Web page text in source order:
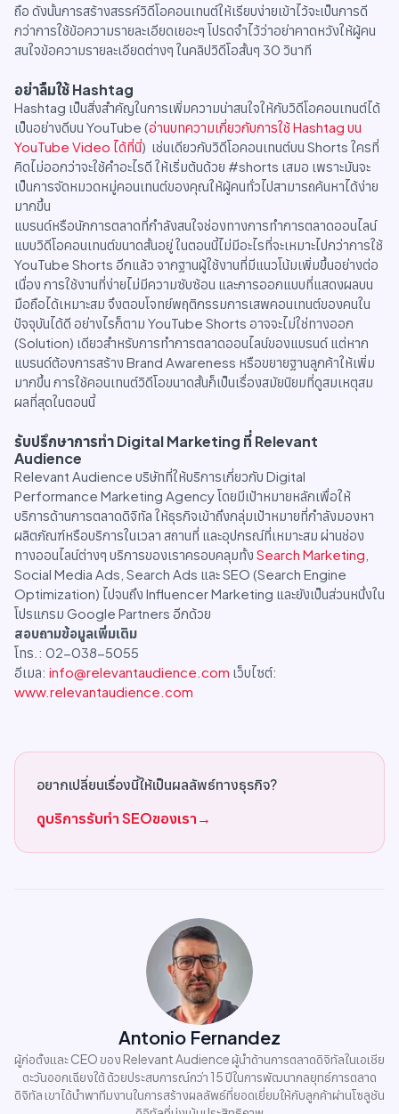
ถือ ดังนั้นการสร้างสรรค์วิดีโอคอนเทนต์ให้เรียบง่ายเข้าไว้จะเป็นการดี
กว่าการใช้ข้อความรายละเอียดเยอะๆ โปรดจำไว้ว่าอย่าคาดหวังให้ผู้คน
สนใจข้อความรายละเอียดต่างๆ ในคลิปวิดีโอสั้นๆ 30 วินาที
อย่าลืมใช้ Hashtag
Hashtag เป็นสิ่งสำคัญในการเพิ่มความน่าสนใจให้กับวิดีโอคอนเทนต์ได้
เป็นอย่างดีบน YouTube (อ่านบทความเกี่ยวกับการใช้ Hashtag บน
YouTube Video ได้ที่นี่) เช่นเดียวกับวิดีโอคอนเทนต์บน Shorts ใครที่
คิดไม่ออกว่าจะใช้คำอะไรดี ให้เริ่มต้นด้วย #shorts เสมอ เพราะมันจะ
เป็นการจัดหมวดหมู่คอนเทนต์ของคุณให้ผู้คนทั่วไปสามารถค้นหาได้ง่าย
มากขึ้น
แบรนด์หรือนักการตลาดที่กำลังสนใจช่องทางการทำการตลาดออนไลน์
แบบวิดีโอคอนเทนต์ขนาดสั้นอยู่ ในตอนนี้ไม่มีอะไรที่จะเหมาะไปกว่าการใช้
YouTube Shorts อีกแล้ว จากฐานผู้ใช้งานที่มีแนวโน้มเพิ่มขึ้นอย่างต่อ
เนื่อง การใช้งานที่ง่ายไม่มีความซับซ้อน และการออกแบบที่แสดงผลบน
มือถือได้เหมาะสม จึงตอบโจทย์พฤติกรรมการเสพคอนเทนต์ของคนใน
ปัจจุบันได้ดี อย่างไรก็ตาม YouTube Shorts อาจจะไม่ใช่ทางออก
(Solution) เดียวสำหรับการทำการตลาดออนไลน์ของแบรนด์ แต่หาก
แบรนด์ต้องการสร้าง Brand Awareness หรือขยายฐานลูกค้าให้เพิ่ม
มากขึ้น การใช้คอนเทนต์วิดีโอขนาดสั้นก็เป็นเรื่องสมัยนิยมที่ดูสมเหตุสม
ผลที่สุดในตอนนี้
รับปรึกษาการทำ Digital Marketing ที่ Relevant
Audience
Relevant Audience บริษัทที่ให้บริการเกี่ยวกับ Digital
Performance Marketing Agency โดยมีเป้าหมายหลักเพื่อให้
บริการด้านการตลาดดิจิทัล ให้ธุรกิจเข้าถึงกลุ่มเป้าหมายที่กำลังมองหา
ผลิตภัณฑ์หรือบริการในเวลา สถานที่ และอุปกรณ์ที่เหมาะสม ผ่านช่อง
ทางออนไลน์ต่างๆ บริการของเราครอบคลุมทั้ง Search Marketing
Social Media Ads, Search Ads และ SEO (Search Engine
Optimization) ไปจนถึง Influencer Marketing และยังเป็นส่วนหนึ่งใน
โปรแกรม Google Partners อีกด้วย
สอบถามข้อมูลเพิ่มเติม
โทร.: 02-038-5055
อีเมล: info@relevantaudience.com เว็บไซต์:
www.relevantaudience.com
อยากเปลี่ยนเรื่องนี้ให้เป็นผลลัพธ์ทางธุรกิจ?
ดูบริการรับทำ SEOของเรา→
Antonio Fernandez
ผู้ก่อตั้งและ CEO ของ Relevant Audience ผู้นำด้านการตลาดดิจิทัลในเอเชีย
ตะวันออกเฉียงใต้ ด้วยประสบการณ์กว่า 15 ปีในการพัฒนากลยุทธ์การตลาด
ดิจิทัล เขาได้นำพาทีมงานในการสร้างผลลัพธ์ที่ยอดเยี่ยมให้กับลูกค้าผ่านโซลูชัน